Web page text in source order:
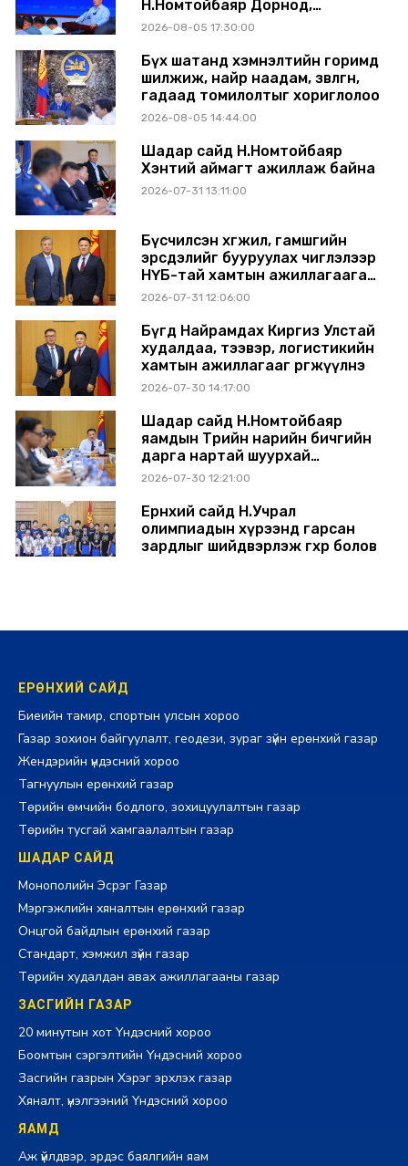
Н.Номтойбаяр Дорнод,
Сүхбаатар аймагт ажиллав
2026-08-05 17:30:00
Бүх шатанд хэмнэлтийн горимд
шилжиж, найр наадам, зөвлөгөөн,
гадаад томилолтыг хориглолоо
2026-08-05 14:44:00
Шадар сайд Н.Номтойбаяр
Хэнтий аймагт ажиллаж байна
2026-07-31 13:11:00
Бүсчилсэн хөгжил, гамшгийн
эрсдэлийг бууруулах чиглэлээр
НҮБ-тай хамтын ажиллагаагаа
өргөжүүлэхээр санал солилцлоо
2026-07-31 12:06:00
Бүгд Найрамдах Киргиз Улстай
худалдаа, тээвэр, логистикийн
хамтын ажиллагааг өргөжүүлнэ
2026-07-30 14:17:00
Шадар сайд Н.Номтойбаяр
яамдын Төрийн нарийн бичгийн
дарга нартай шуурхай
хуралдлаа
2026-07-30 12:21:00
Ерөнхий сайд Н.Учрал
олимпиадын хүрээнд гарсан
зардлыг шийдвэрлэж өгөхөөр болов
ЕРӨНХИЙ САЙД
Биеийн тамир, спортын улсын хороо
Газар зохион байгуулалт, геодези, зураг зүйн ерөнхий газар
Жендэрийн үндэсний хороо
Тагнуулын ерөнхий газар
Төрийн өмчийн бодлого, зохицуулалтын газар
Төрийн тусгай хамгаалалтын газар
ШАДАР САЙД
Монополийн Эсрэг Газар
Мэргэжлийн хяналтын ерөнхий газар
Онцгой байдлын ерөнхий газар
Стандарт, хэмжил зүйн газар
Төрийн худалдан авах ажиллагааны газар
ЗАСГИЙН ГАЗАР
20 минутын хот Үндэсний хороо
Боомтын сэргэлтийн Үндэсний хороо
Засгийн газрын Хэрэг эрхлэх газар
Хяналт, үнэлгээний Үндэсний хороо
ЯАМД
Аж үйлдвэр, эрдэс баялгийн яам